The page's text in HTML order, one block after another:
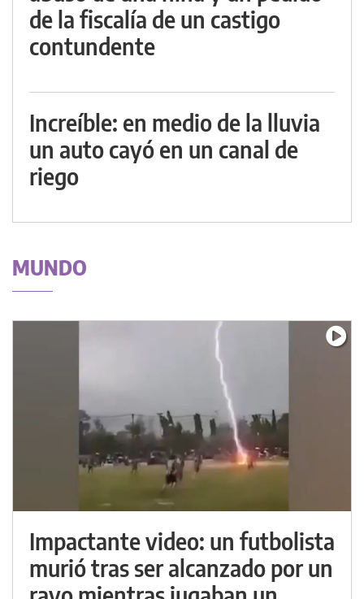
de la fiscalía de un castigo
contundente
Increíble: en medio de la lluvia
un auto cayó en un canal de
riego
MUNDO
Impactante video: un futbolista
murió tras ser alcanzado por un